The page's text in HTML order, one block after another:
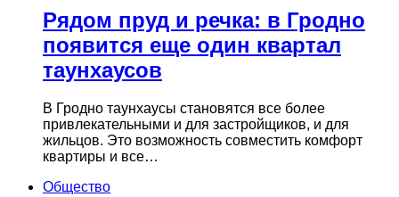
Рядом пруд и речка: в Гродно
появится еще один квартал
таунхаусов
В Гродно таунхаусы становятся все более
привлекательными и для застройщиков, и для
жильцов. Это возможность совместить комфорт
квартиры и все…
Общество